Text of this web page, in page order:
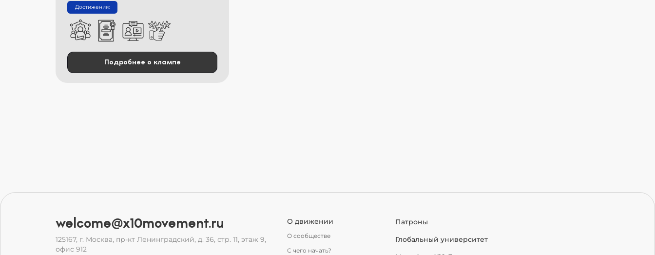
Достижения:
Подробнее о клампе
welcome@x10movement.ru
125167, г. Москва, пр-кт Ленинградский, д. 36, стр. 11, этаж 9,
офис 912
О движении
О сообществе
С чего начать?
Патроны
Глобальный университет